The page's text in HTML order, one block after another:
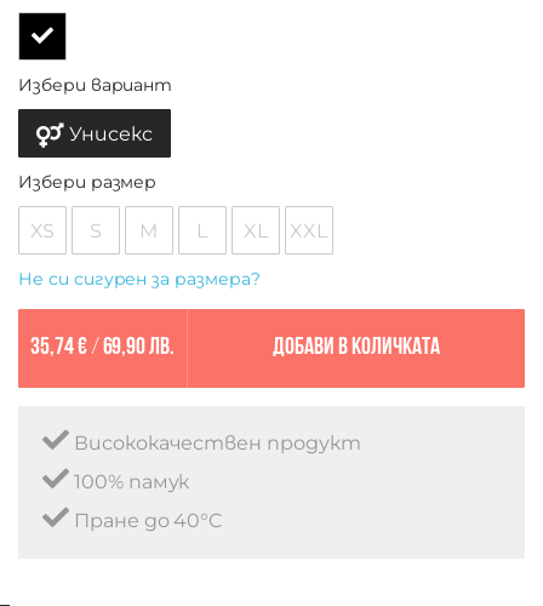
Избери вариант
Унисекс
Избери размер
XS S M L XL XXL
Не си сигурен за размера?
35,74 €/ 69,90 лв. Добави в количката
Висококачествен продукт
100% памук
Пране до 40°C